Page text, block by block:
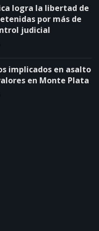
logra la libertad de
por más de
judicial
implicados en asalto
en Monte Plata